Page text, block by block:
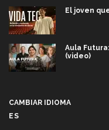
El joven
Aula
(video)
CAMBIAR IDIOMA
ES